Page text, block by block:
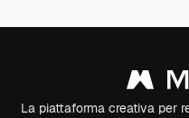
La piattaforma creativa per